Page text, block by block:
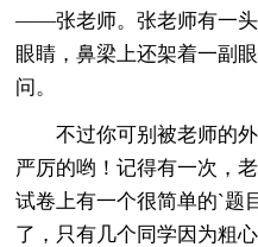
——张老师。张老师有一头
眼睛，鼻梁上还架着一副
问。
不过你可别被老师的外
严厉的哟！记得有一次，
试卷上有一个很简单的`题
了，只有几个同学因为粗